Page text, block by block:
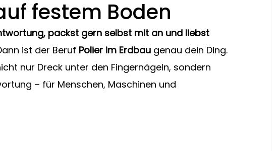
festem Boden
packst gern selbst mit an und liebst
ist der Beruf Polier im Erdbau genau dein Ding.
nur Dreck unter den Fingernägeln, sondern
– für Menschen, Maschinen und